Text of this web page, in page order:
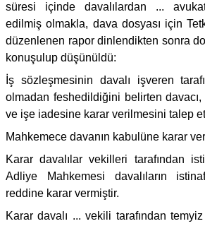
süresi içinde davalılardan ...
edilmiş olmakla, dava dosyası için
düzenlenen rapor dinlendikten sonra
konuşulup düşünüldü:
İş sözleşmesinin davalı işveren
olmadan feshedildiğini belirten
ve işe iadesine karar verilmesini talep
Mahkemece davanın kabulüne karar
Karar davalılar vekilleri tarafından
Adliye Mahkemesi davalıların
reddine karar vermiştir.
Karar davalı ... vekili tarafından